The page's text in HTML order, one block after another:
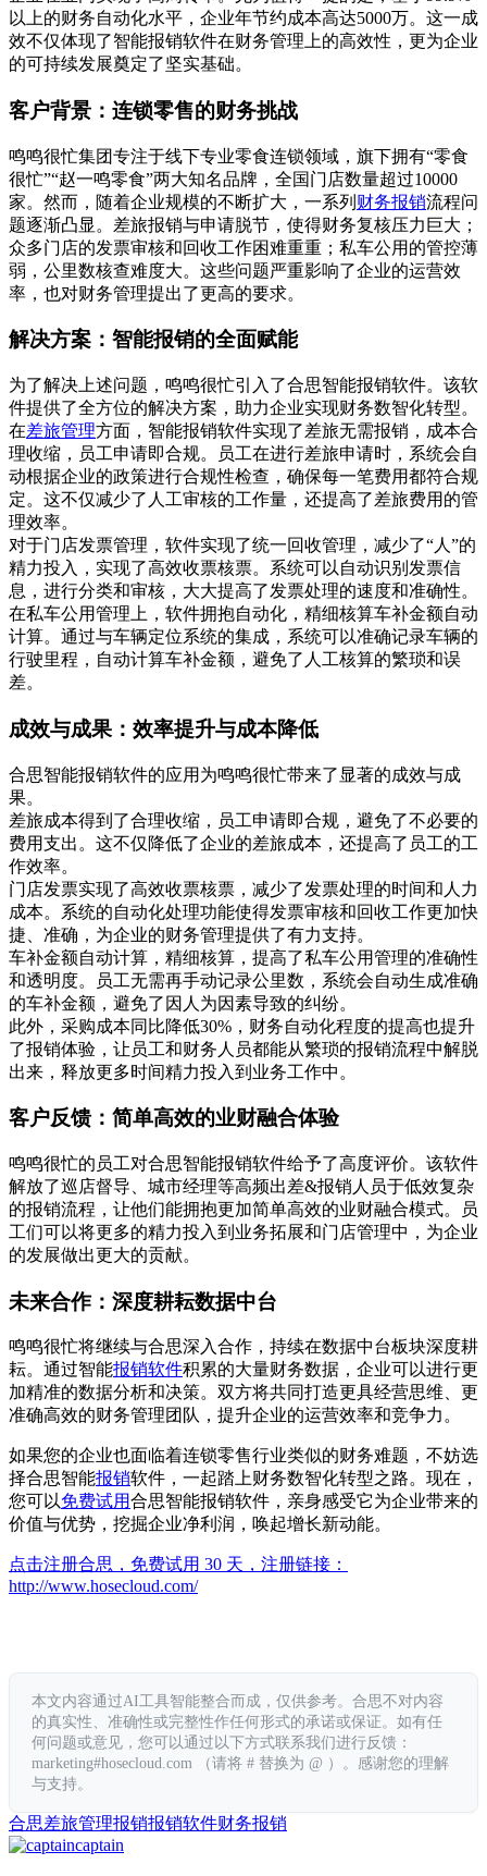
以上的财务自动化水平，企业年节约成本高达5000万。这一成
效不仅体现了智能报销软件在财务管理上的高效性，更为企业
的可持续发展奠定了坚实基础。
客户背景：连锁零售的财务挑战
鸣鸣很忙集团专注于线下专业零食连锁领域，旗下拥有“零食
很忙”“赵一鸣零食”两大知名品牌，全国门店数量超过10000
家。然而，随着企业规模的不断扩大，一系列 财务报销流程问
题逐渐凸显。差旅报销与申请脱节，使得财务复核压力巨大；
众多门店的发票审核和回收工作困难重重；私车公用的管控薄
弱，公里数核查难度大。这些问题严重影响了企业的运营效
率，也对财务管理提出了更高的要求。
解决方案：智能报销的全面赋能
为了解决上述问题，鸣鸣很忙引入了合思智能报销软件。该软
件提供了全方位的解决方案，助力企业实现财务数智化转型。
在差旅管理方面，智能报销软件实现了差旅无需报销，成本合
理收缩，员工申请即合规。员工在进行差旅申请时，系统会自
动根据企业的政策进行合规性检查，确保每一笔费用都符合规
定。这不仅减少了人工审核的工作量，还提高了差旅费用的管
理效率。
对于门店发票管理，软件实现了统一回收管理，减少了“人”的
精力投入，实现了高效收票核票。系统可以自动识别发票信
息，进行分类和审核，大大提高了发票处理的速度和准确性。
在私车公用管理上，软件拥抱自动化，精细核算车补金额自动
计算。通过与车辆定位系统的集成，系统可以准确记录车辆的
行驶里程，自动计算车补金额，避免了人工核算的繁琐和误
差。
成效与成果：效率提升与成本降低
合思智能报销软件的应用为鸣鸣很忙带来了显著的成效与成
果。
差旅成本得到了合理收缩，员工申请即合规，避免了不必要的
费用支出。这不仅降低了企业的差旅成本，还提高了员工的工
作效率。
门店发票实现了高效收票核票，减少了发票处理的时间和人力
成本。系统的自动化处理功能使得发票审核和回收工作更加快
捷、准确，为企业的财务管理提供了有力支持。
车补金额自动计算，精细核算，提高了私车公用管理的准确性
和透明度。员工无需再手动记录公里数，系统会自动生成准确
的车补金额，避免了因人为因素导致的纠纷。
此外，采购成本同比降低30%，财务自动化程度的提高也提升
了报销体验，让员工和财务人员都能从繁琐的报销流程中解脱
出来，释放更多时间精力投入到业务工作中。
客户反馈：简单高效的业财融合体验
鸣鸣很忙的员工对合思智能报销软件给予了高度评价。该软件
解放了巡店督导、城市经理等高频出差&报销人员于低效复杂
的报销流程，让他们能拥抱更加简单高效的业财融合模式。员
工们可以将更多的精力投入到业务拓展和门店管理中，为企业
的发展做出更大的贡献。
未来合作：深度耕耘数据中台
鸣鸣很忙将继续与合思深入合作，持续在数据中台板块深度耕
耘。通过智能报销软件积累的大量财务数据，企业可以进行更
加精准的数据分析和决策。双方将共同打造更具经营思维、更
准确高效的财务管理团队，提升企业的运营效率和竞争力。
如果您的企业也面临着连锁零售行业类似的财务难题，不妨选
择合思智能报销软件，一起踏上财务数智化转型之路。现在，
您可以免费试用合思智能报销软件，亲身感受它为企业带来的
价值与优势，挖掘企业净利润，唤起增长新动能。
点击注册合思，免费试用 30 天，注册链接：
http://www.hosecloud.com/
本文内容通过AI工具智能整合而成，仅供参考。合思不对内容
的真实性、准确性或完整性作任何形式的承诺或保证。如有任
何问题或意见，您可以通过以下方式联系我们进行反馈：
marketing#hosecloud.com （请将 # 替换为 @ ）。感谢您的理解
与支持。
合思差旅管理报销报销软件财务报销
captain